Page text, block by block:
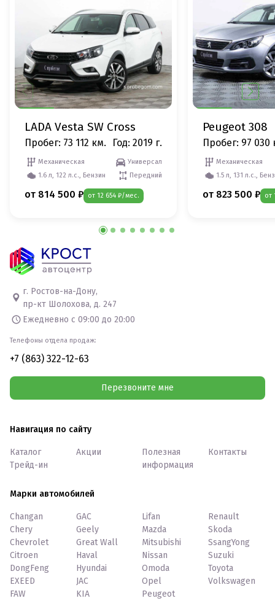
LADA Vesta SW Cross
Пробег: 73 112 км. Год: 2019 г.
Механическая
Универсал
1.6 л, 122 л.с., Бензин
Передний
от 814 500 ₽ от 12 654 ₽/мес.
Peugeot 308
Пробег: 97 030
Механическая
1.5 л, 131 л.с.,
от 823 500 ₽ от
г. Ростов-на-Дону,
пр-кт Шолохова, д. 247
Ежедневно с 09:00 до 20:00
Телефоны отдела продаж:
+7 (863) 322-12-63
Перезвоните мне
Навигация по сайту
Каталог
Трейд-ин
Акции
Полезная
информация
Контакты
Марки автомобилей
Changan
Chery
Chevrolet
Citroen
DongFeng
EXEED
FAW
GAC
Geely
Great Wall
Haval
Hyundai
JAC
KIA
Lifan
Mazda
Mitsubishi
Nissan
Omoda
Opel
Peugeot
Renault
Skoda
SsangYong
Suzuki
Toyota
Volkswagen